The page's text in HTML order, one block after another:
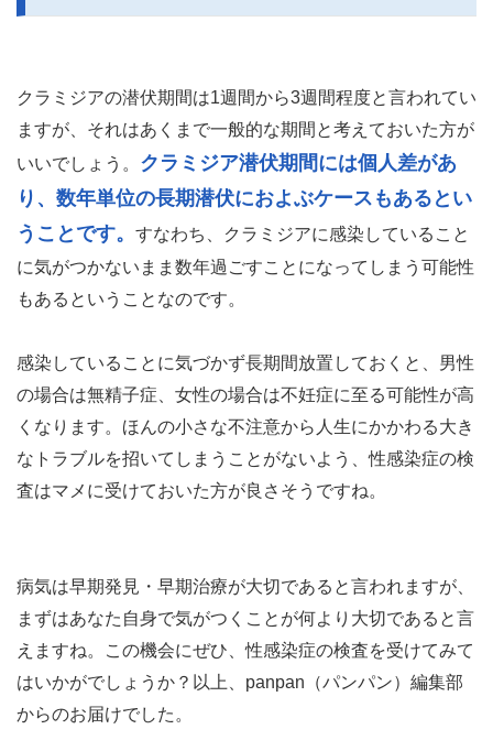
クラミジアの潜伏期間は1週間から3週間程度と言われてい
ますが、それはあくまで一般的な期間と考えておいた方が
いいでしょう。 クラミジア潜伏期間には個人差があ
り、数年単位の長期潜伏におよぶケースもあるとい
うことです。 すなわち、クラミジアに感染していること
に気がつかないまま数年過ごすことになってしまう可能性
もあるということなのです。
感染していることに気づかず長期間放置しておくと、男性
の場合は無精子症、女性の場合は不妊症に至る可能性が高
くなります。ほんの小さな不注意から人生にかかわる大き
なトラブルを招いてしまうことがないよう、性感染症の検
査はマメに受けておいた方が良さそうですね。
病気は早期発見・早期治療が大切であると言われますが、
まずはあなた自身で気がつくことが何より大切であると言
えますね。この機会にぜひ、性感染症の検査を受けてみて
はいかがでしょうか？以上、panpan（パンパン）編集部
からのお届けでした。